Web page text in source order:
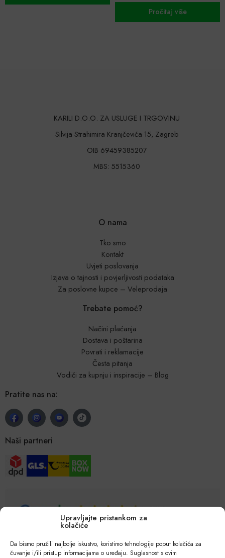
Upravljajte pristankom za
kolačiće
Da bismo pružili najbolje iskustvo, koristimo tehnologije poput kolačića za
čuvanje i/ili pristup informacijama o uređaju. Suglasnost s ovim
Pročitaj više
KARILI D.O.O. ZA USLUGE I TRGOVINU
Silvija Strahimira Kranjčevića 15, Zagreb
OIB 69459385207
MBS: 5515360
O nama
Tko smo
Kontakt
Uvjeti poslovanja
Izjava o tajnosti i povjerljivosti podataka
Za poslovne kupce – Veleprodaja
Trebate pomoć?
Načini plaćanja
Dostava i poštarina
Povrati i reklamacije
Česta pitanja
Vodiči za kupnju i inspiracije – Blog
Pratite nas na:
Naši partneri